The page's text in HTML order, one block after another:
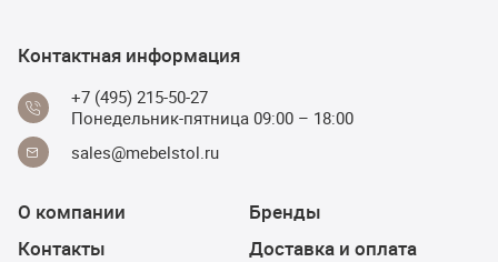
Контактная информация
+7 (495) 215-50-27
Понедельник-пятница 09:00 – 18:00
sales@mebelstol.ru
О компании
Контакты
Бренды
Доставка и оплата